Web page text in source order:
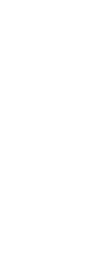
ООО